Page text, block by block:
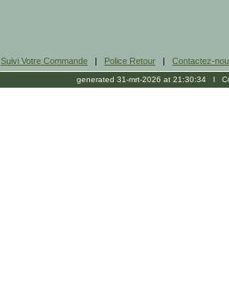
Suivi Votre Commande | Police Retour | Contactez-
generated 31-mrt-2026 at 21:30:34 l